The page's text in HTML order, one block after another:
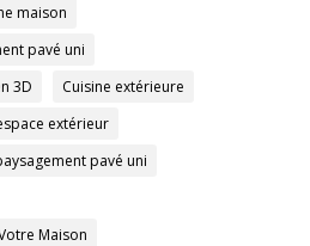
maison
pavé uni
3D
Cuisine extérieure
extérieur
pavé uni
Maison